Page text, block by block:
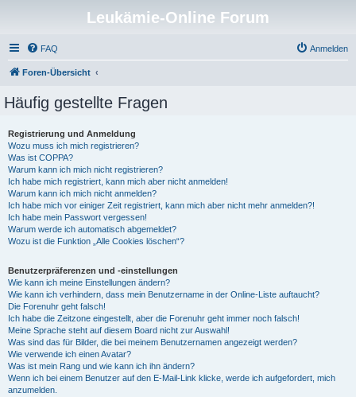
Leukämie-Online Forum
FAQ Anmelden
Foren-Übersicht
Häufig gestellte Fragen
Registrierung und Anmeldung
Wozu muss ich mich registrieren?
Was ist COPPA?
Warum kann ich mich nicht registrieren?
Ich habe mich registriert, kann mich aber nicht anmelden!
Warum kann ich mich nicht anmelden?
Ich habe mich vor einiger Zeit registriert, kann mich aber nicht mehr anmelden?!
Ich habe mein Passwort vergessen!
Warum werde ich automatisch abgemeldet?
Wozu ist die Funktion „Alle Cookies löschen“?
Benutzerpräferenzen und -einstellungen
Wie kann ich meine Einstellungen ändern?
Wie kann ich verhindern, dass mein Benutzername in der Online-Liste auftaucht?
Die Forenuhr geht falsch!
Ich habe die Zeitzone eingestellt, aber die Forenuhr geht immer noch falsch!
Meine Sprache steht auf diesem Board nicht zur Auswahl!
Was sind das für Bilder, die bei meinem Benutzernamen angezeigt werden?
Wie verwende ich einen Avatar?
Was ist mein Rang und wie kann ich ihn ändern?
Wenn ich bei einem Benutzer auf den E-Mail-Link klicke, werde ich aufgefordert, mich
anzumelden.